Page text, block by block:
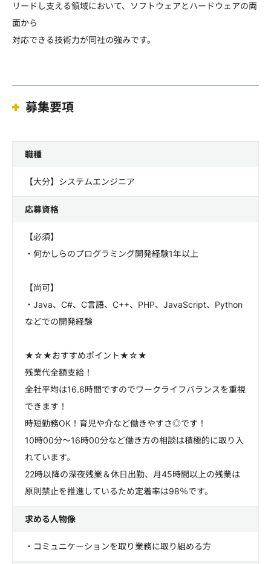
リードし支える領域において、ソフトウェアとハードウェアの両
面から
対応できる技術力が同社の強みです。
募集要項
職種
【大分】システムエンジニア
応募資格
【必須】
・何かしらのプログラミング開発経験1年以上
【尚可】
・Java、C#、C言語、C++、PHP、JavaScript、Python
などでの開発経験
★☆★おすすめポイント★☆★
残業代全額支給！
全社平均は16.6時間ですのでワークライフバランスを重視
できます！
時短勤務OK！育児や介など働きやすさ◎です！
10時00分～16時00分など働き方の相談は積極的に取り入
れています。
22時以降の深夜残業＆休日出勤、月45時間以上の残業は
原則禁止を推進しているため定着率は98％です。
求める人物像
・コミュニケーションを取り業務に取り組める方